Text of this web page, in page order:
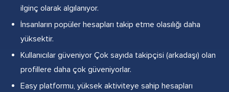
ilginç olarak algılanıyor.
İnsanların popüler hesapları takip etme olasılığı daha
yüksektir.
Kullanıcılar güveniyor Çok sayıda takipçisi (arkadaşı) olan
profillere daha çok güveniyorlar.
Easy platformu, yüksek aktiviteye sahip hesapları